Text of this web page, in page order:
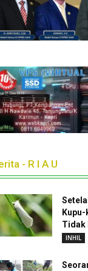
- R I A U
Tidak
INHIL